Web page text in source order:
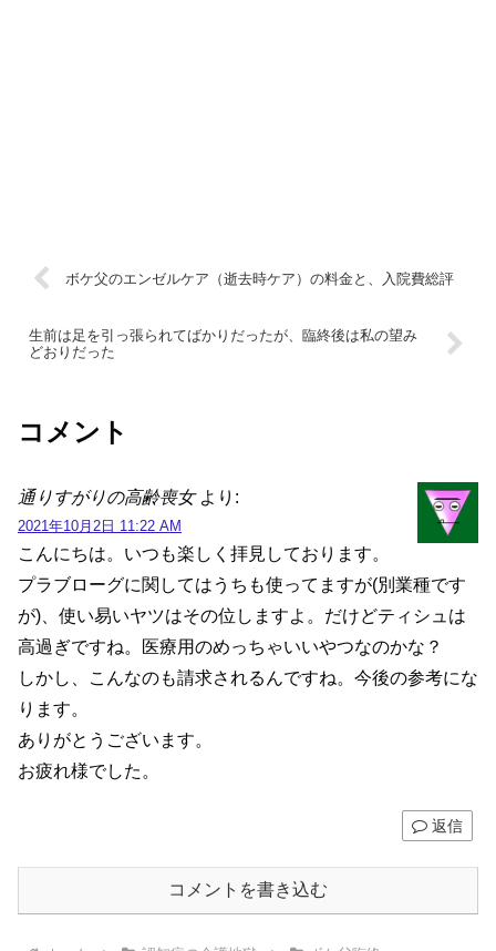
ボケ父のエンゼルケア（逝去時ケア）の料金と、入院費総評
生前は足を引っ張られてばかりだったが、臨終後は私の望み
どおりだった
コメント
通りすがりの高齢喪女 より:
2021年10月2日 11:22 AM
こんにちは。いつも楽しく拝見しております。
プラブローグに関してはうちも使ってますが(別業種です
が)、使い易いヤツはその位しますよ。だけどティシュは
高過ぎですね。医療用のめっちゃいいやつなのかな？
しかし、こんなのも請求されるんですね。今後の参考にな
ります。
ありがとうございます。
お疲れ様でした。
返信
コメントを書き込む